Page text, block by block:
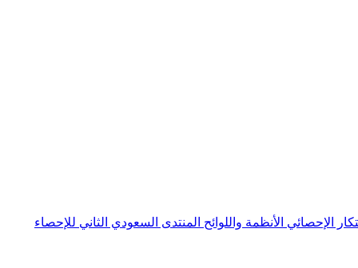
الإحصائي الأنظمة واللوائح المنتدى السعودي الثاني للإحصاء